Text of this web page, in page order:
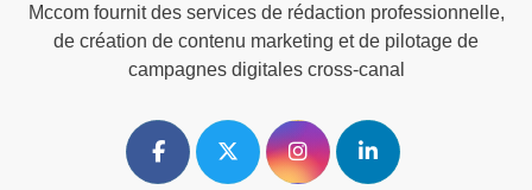
Mccom fournit des services de rédaction professionnelle,
de création de contenu marketing et de pilotage de
campagnes digitales cross-canal